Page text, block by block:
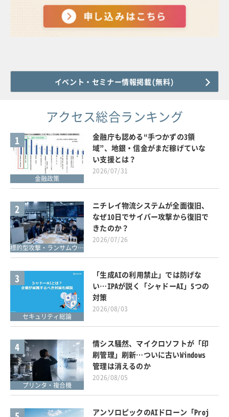
イベント・セミナー情報掲載(無料)
アクセス総合ランキング
1
金融政策
金融庁も認める“手つかずの3領
域”、地銀・信金がまだ稼げていな
い支援とは？
2026/07/31
2
標的型攻撃・ランサムウェア対策
ニチレイ物流システムが全面復旧、
なぜ10日でサイバー攻撃から復旧で
きたのか？
2026/07/26
3
セキュリティ総論
「生成AIの利用禁止」では防げな
い…IPAが説く「シャドーAI」5つの
対策
2026/08/03
4
プリンタ・複合機
情シス騒然、マイクロソフトが「印
刷管理」刷新…ついに古いWindows
管理は消えるのか
2026/08/05
アンソロピックのAIドローン「Proj